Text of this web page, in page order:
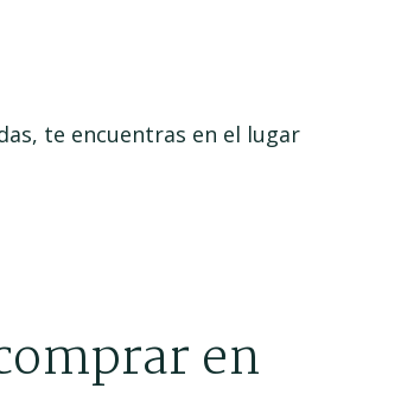
te encuentras en el lugar
en